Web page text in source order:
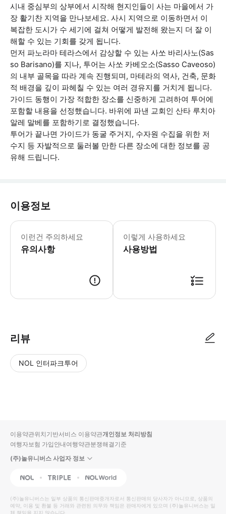
시내 중심부의 상부에서 시작해 현지인들이 사는 마을에서 가
장 활기찬 지역을 만나보세요. 사시 지역으로 이동하면서 이
복잡한 도시가 수 세기에 걸쳐 어떻게 발전해 왔는지 더 잘 이
해할 수 있는 기회를 갖게 됩니다.
먼저 파노라마 테라스에서 감상할 수 있는 사쏘 바리사노(Sas
so Barisano)를 지나, 투어는 사쏘 카베오소(Sasso Caveoso)
의 내부 골목을 따라 계속 진행되며, 마테라의 역사, 건축, 문화
적 배경을 깊이 파헤칠 수 있는 여러 경유지를 거치게 됩니다.
가이드 동행이 가장 적합한 장소를 신중하게 고려하여 투어에
포함할 내용을 선정했습니다. 바위에 파낸 교회인 산타 루치아
알레 말베를 포함하기로 결정했습니다.
투어가 끝나면 가이드가 동굴 주거지, 수자원 수집을 위한 저
수지 등 자발적으로 둘러볼 만한 다른 장소에 대한 정보를 공
유해 드립니다.
이용정보
이런건 주의하세요
유의사항
* 소요시간 : 120분 (옵션에 따라 소요
이렇게 사용하세요
사용방법
리뷰
NOL 인터파크투어
입니
다.
높
은
동
영
순
상
이용약관위치기반서비스 이용약관개인정보 처리방침
여행자보험 가입안내여행약관분쟁해결기준
(주)놀유니버스 사업자 정보
NOL Triple Interpark Global
(주)놀유니버스는 일부 상품의 통신판매중개자로서 통신판매의 당사자가 아니므로, 상품의
예약, 이용 및 환불 등 거래와 관련된 의무와 책임은 판매자에게 있으며 (주)놀유니버스는 일
체 책임을 지지 않습니다.